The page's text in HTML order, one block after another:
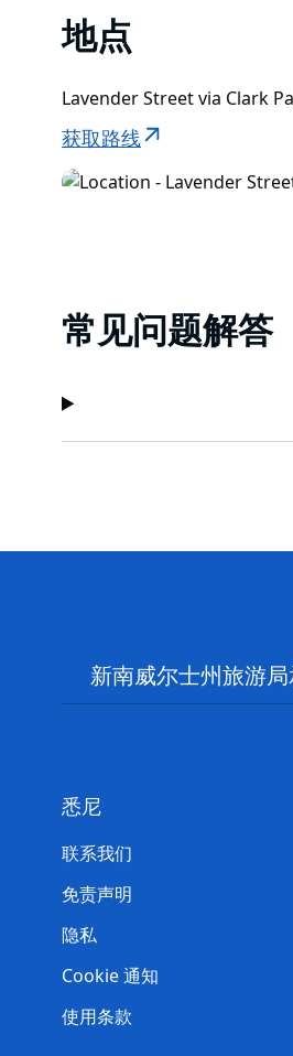
地点
Lavender Street via Clark
获取路线
常见问题解答
新南威尔士州旅游
悉尼
联系我们
免责声明
隐私
Cookie 通知
使用条款